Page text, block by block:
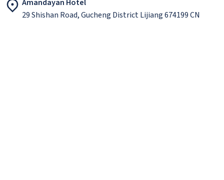
Amandayan Hotel
29 Shishan Road, Gucheng District Lijiang 674199 CN